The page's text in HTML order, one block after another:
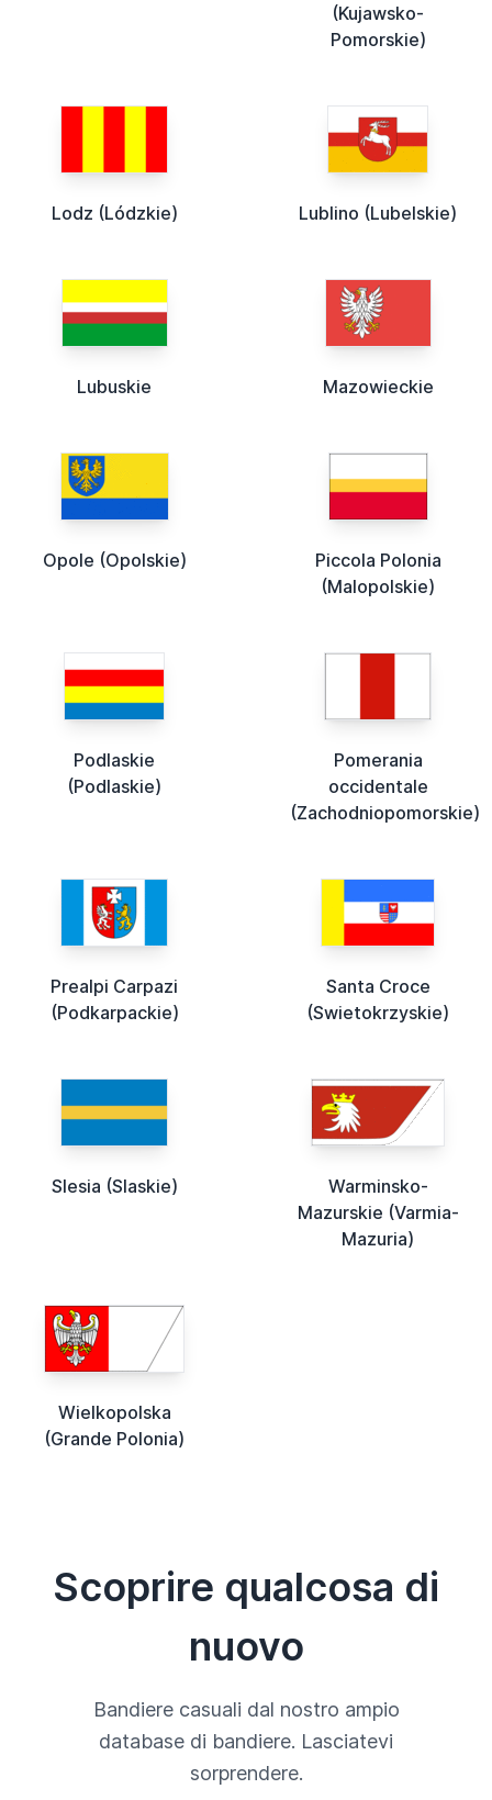
(Kujawsko-
Pomorskie)
Lodz (Lódzkie) Lublino (Lubelskie)
Lubuskie Mazowieckie
Opole (Opolskie)
Piccola Polonia
(Malopolskie)
Podlaskie
(Podlaskie)
Pomerania
occidentale
(Zachodniopomorskie)
Prealpi Carpazi
(Podkarpackie)
Santa Croce
(Swietokrzyskie)
Slesia (Slaskie)
Warminsko-
Mazurskie (Varmia-
Mazuria)
Wielkopolska
(Grande Polonia)
Scoprire qualcosa di
nuovo
Bandiere casuali dal nostro ampio
database di bandiere. Lasciatevi
sorprendere.